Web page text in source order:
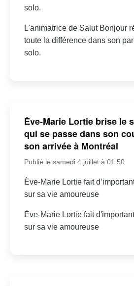
solo.
L'animatrice de Salut Bonjour
toute la différence dans son
solo.
Ève-Marie Lortie brise le
qui se passe dans son
son arrivée à Montréal
Publié le samedi 4 juillet à 01:50
Ève-Marie Lortie fait
sur sa vie amoureuse
Ève-Marie Lortie fait
sur sa vie amoureuse